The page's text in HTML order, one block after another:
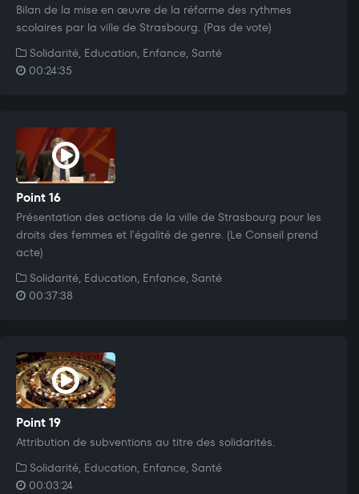
Bilan de la mise en œuvre de la réforme des rythmes
scolaires par la ville de Strasbourg. (Pas de vote)
Solidarité, Education, Enfance, Santé
00:24:35
Point 16
Présentation des actions de la ville de Strasbourg pour les
droits des femmes et l'égalité de genre. (Le Conseil prend
acte)
Solidarité, Education, Enfance, Santé
00:37:38
Point 19
Attribution de subventions au titre des solidarités.
Solidarité, Education, Enfance, Santé
00:03:24